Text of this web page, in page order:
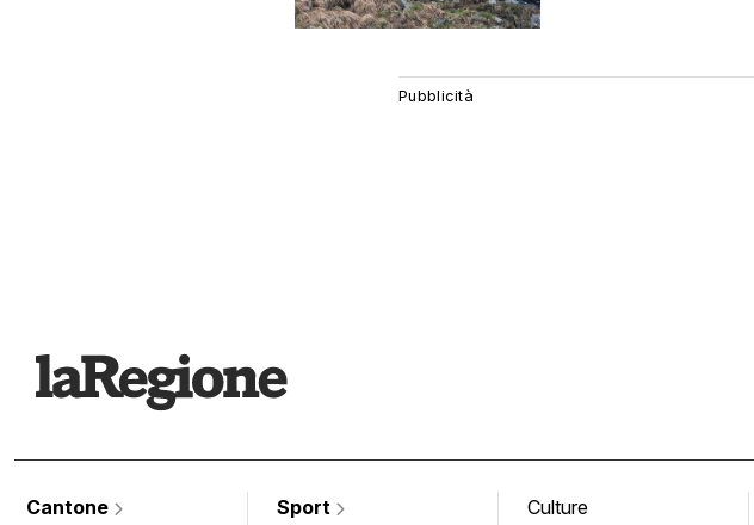
Cantone
Sport
Culture